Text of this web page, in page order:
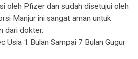
oleh Pfizer dan sudah disetujui oleh
Manjur ini sangat aman untuk
dari dokter.
Usia 1 Bulan Sampai 7 Bulan Gugur